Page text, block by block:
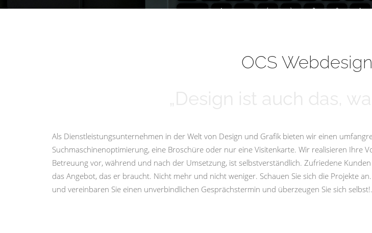
OCS
Als Dienstleistungsunternehmen in der Welt von Design und Grafik bieten wir einen
Suchmaschinenoptimierung, eine Broschüre oder nur eine Visitenkarte. Wir realisieren Ihre
Betreuung vor, während und nach der Umsetzung, ist selbstverständlich. Zufriedene
das Angebot, das er braucht. Nicht mehr und nicht weniger. Schauen Sie sich die Projekte
und vereinbaren Sie einen unverbindlichen Gesprächstermin und überzeugen Sie sich selbst!.